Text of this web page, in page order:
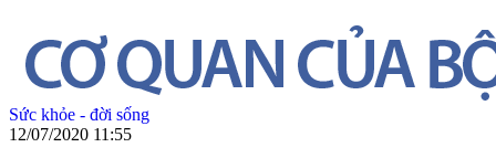
Sức khỏe - đời sống
12/07/2020 11:55